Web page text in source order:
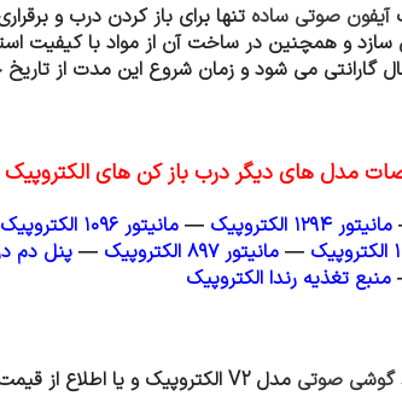
آیفون صوتی ساده تنها برای باز کردن درب و
سازد و همچنین در ساخت آن از مواد با کیفیت
گارانتی می شود و زمان شروع این مدت از
مدل های دیگر درب باز کن های الکتروپیک
مانیتور ۱۲۹۴ الکتروپیک — مانیتور ۱۰۹۶ الکتروپیک
— مانیتور ۸۹۷ الکتروپیک — پنل دم
منبع تغذیه رندا الکتروپیک
گوشی صوتی مدل V2 الکتروپیک و یا اطلاع از